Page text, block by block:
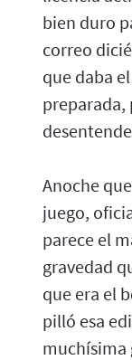
bien duro
correo
que daba
preparada,
Anoche
juego,
parece el
gravedad
que era el
pilló esa
muchísima